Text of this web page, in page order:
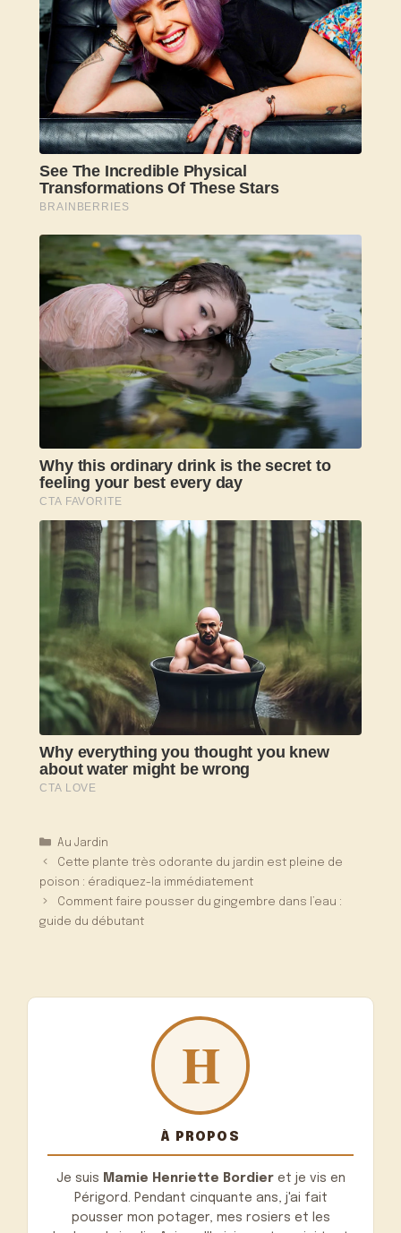
Catégories
Au Jardin
Cette plante très odorante du jardin est pleine de
poison : éradiquez-la immédiatement
Comment faire pousser du gingembre dans l’eau :
guide du débutant
À PROPOS
Je suis Mamie Henriette Bordieret je vis en
Périgord. Pendant cinquante ans, j'ai fait
pousser mon potager, mes rosiers et les